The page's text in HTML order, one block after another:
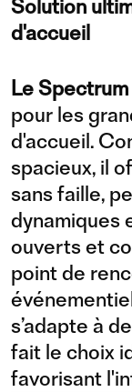
Solution
d'accueil
Le
pour les
d'accueil.
spacieux, il
sans faille,
dynamiques
ouverts et
point de
s’adapte à
fait le choix
favorisant